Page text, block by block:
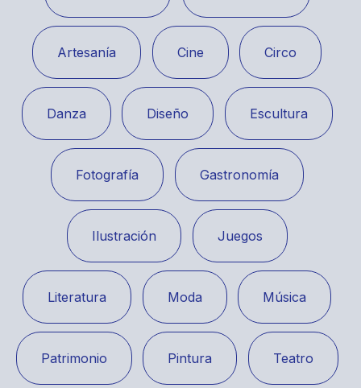
Artesanía Cine Circo
Danza Diseño Escultura
Fotografía Gastronomía
Ilustración Juegos
Literatura Moda Música
Patrimonio Pintura Teatro